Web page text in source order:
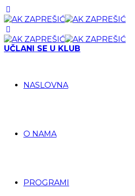
UČLANI SE U KLUB
NASLOVNA
O NAMA
PROGRAMI